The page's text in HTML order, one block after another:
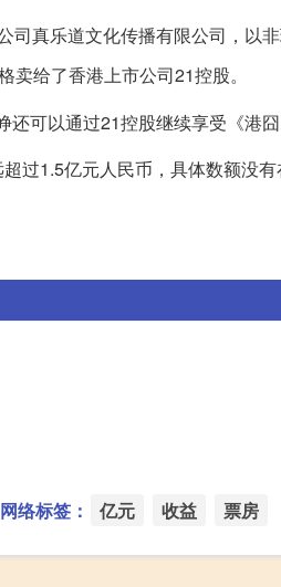
司真乐道文化传播有限公司，以
卖给了香港上市公司21控股。
可以通过21控股继续享受《港囧
过1.5亿元人民币，具体数额没
网络标签： 亿元 收益 票房